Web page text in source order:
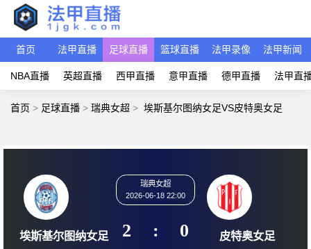
首页 法甲直播 足球直播 篮球直播 法甲录像 法甲新闻
NBA直播 英超直播 西甲直播 意甲直播 德甲直播 法甲直
首页 > 足球直播 > 瑞典女超 > 埃斯基尔图纳女足VS皮特奥女足
瑞典女超
2026-06-18 22:00